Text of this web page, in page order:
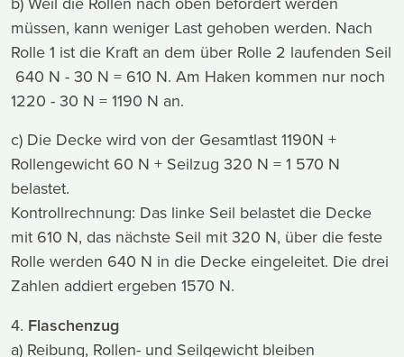
müssen, kann weniger Last gehoben werden. Nach
Rolle 1 ist die Kraft an dem über Rolle 2 laufenden Seil
640 N - 30 N = 610 N. Am Haken kommen nur noch
1220 - 30 N = 1190 N an.
c) Die Decke wird von der Gesamtlast 1190N +
Rollengewicht 60 N + Seilzug 320 N = 1 570 N
belastet.
Kontrollrechnung: Das linke Seil belastet die Decke
mit 610 N, das nächste Seil mit 320 N, über die feste
Rolle werden 640 N in die Decke eingeleitet. Die drei
Zahlen addiert ergeben 1570 N.
4. Flaschenzug
a) Reibung, Rollen- und Seilgewicht bleiben